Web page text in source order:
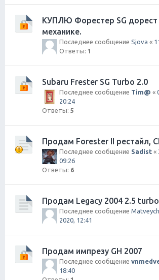
КУПЛЮ Форестер SG дорест
механике.
Последнее сообщение Sjova «
Ответы: 1
Subaru Frester SG Turbo 2.0
Последнее сообщение Tim@ «
20:24
Ответы: 5
Продам Forester II рестайл,
Последнее сообщение Sadist «
09:26
Ответы: 6
Продам Legacy 2004 2.5
Последнее сообщение
2020, 12:41
Продам импрезу GH 2007
Последнее сообщение
18:40